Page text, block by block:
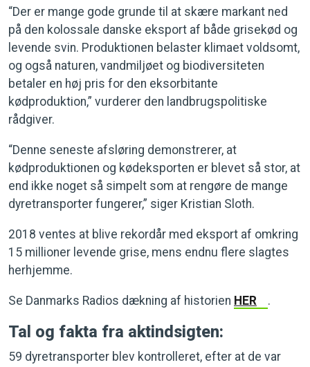
“Der er mange gode grunde til at skære markant ned
på den kolossale danske eksport af både grisekød og
levende svin. Produktionen belaster klimaet voldsomt,
og også naturen, vandmiljøet og biodiversiteten
betaler en høj pris for den eksorbitante
kødproduktion,” vurderer den landbrugspolitiske
rådgiver.
“Denne seneste afsløring demonstrerer, at
kødproduktionen og kødeksporten er blevet så stor, at
end ikke noget så simpelt som at rengøre de mange
dyretransporter fungerer,” siger Kristian Sloth.
2018 ventes at blive rekordår med eksport af omkring
15 millioner levende grise, mens endnu flere slagtes
herhjemme.
Se Danmarks Radios dækning af historien HER .
Tal og fakta fra aktindsigten:
59 dyretransporter blev kontrolleret, efter at de var